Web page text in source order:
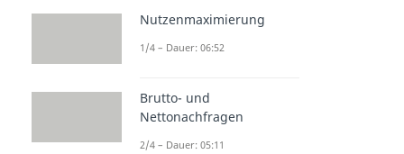
Nutzenmaximierung
1/4 – Dauer: 06:52
Brutto- und
Nettonachfragen
2/4 – Dauer: 05:11